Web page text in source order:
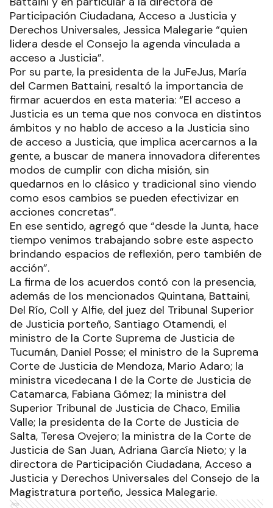
Participación Ciudadana, Acceso a Justicia y
Derechos Universales, Jessica Malegarie “quien
lidera desde el Consejo la agenda vinculada a
acceso a Justicia”.
Por su parte, la presidenta de la JuFeJus, María
del Carmen Battaini, resaltó la importancia de
firmar acuerdos en esta materia: “El acceso a
Justicia es un tema que nos convoca en distintos
ámbitos y no hablo de acceso a la Justicia sino
de acceso a Justicia, que implica acercarnos a la
gente, a buscar de manera innovadora diferentes
modos de cumplir con dicha misión, sin
quedarnos en lo clásico y tradicional sino viendo
como esos cambios se pueden efectivizar en
acciones concretas”.
En ese sentido, agregó que “desde la Junta, hace
tiempo venimos trabajando sobre este aspecto
brindando espacios de reflexión, pero también de
acción”.
La firma de los acuerdos contó con la presencia,
además de los mencionados Quintana, Battaini,
Del Río, Coll y Alfie, del juez del Tribunal Superior
de Justicia porteño, Santiago Otamendi, el
ministro de la Corte Suprema de Justicia de
Tucumán, Daniel Posse; el ministro de la Suprema
Corte de Justicia de Mendoza, Mario Adaro; la
ministra vicedecana I de la Corte de Justicia de
Catamarca, Fabiana Gómez; la ministra del
Superior Tribunal de Justicia de Chaco, Emilia
Valle; la presidenta de la Corte de Justicia de
Salta, Teresa Ovejero; la ministra de la Corte de
Justicia de San Juan, Adriana García Nieto; y la
directora de Participación Ciudadana, Acceso a
Justicia y Derechos Universales del Consejo de la
Magistratura porteño, Jessica Malegarie.
Ads